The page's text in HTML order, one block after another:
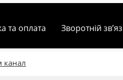
та оплата Зворотній
канал